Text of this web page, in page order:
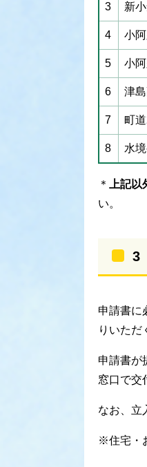
3 新
4 小
5 小
6 津
7 町
8 水
＊ 上記
3
申請書に
りいただ
申請書が
窓口で交
なお、立
※住宅・